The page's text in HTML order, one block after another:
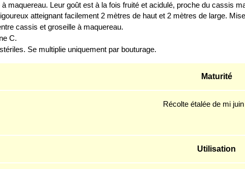
maquereau. Leur goût est à la fois fruité et acidulé, proche du cassis
atteignant facilement 2 mètres de haut et 2 mètres de large.
cassis et groseille à maquereau.
C.
Se multiplie uniquement par bouturage.
Maturité
Récolte étalée de mi
Utilisation